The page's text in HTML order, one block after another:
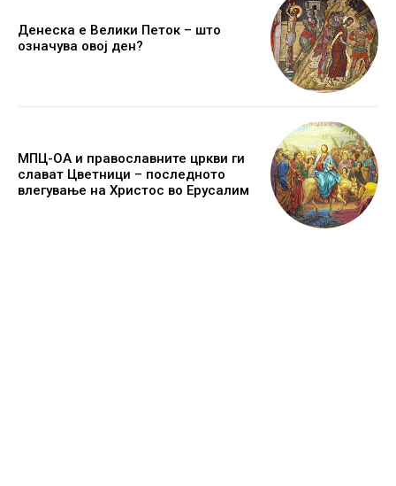
Денеска е Велики Петок – што
означува овој ден?
МПЦ-ОА и православните цркви ги
слават Цветници – последното
влегување на Христос во Ерусалим